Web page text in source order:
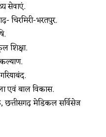
सेवाएं.
चिरमिरी-भरतपुर.
शिक्षा.
एवं बाल विकास.
छत्तीसगढ़ मेडिकल सर्विसेज